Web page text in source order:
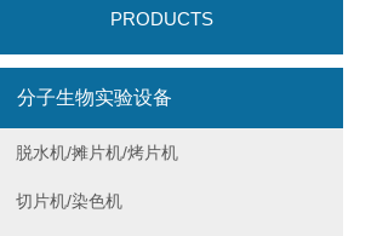
PRODUCTS
分子生物实验设备
脱水机/摊片机/烤片机
切片机/染色机